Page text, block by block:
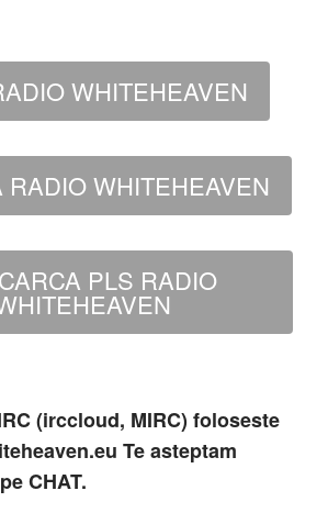
WHITEHEAVEN
RADIO WHITEHEAVEN
PLS RADIO
(irccloud, MIRC) foloseste
Te asteptam
CHAT.